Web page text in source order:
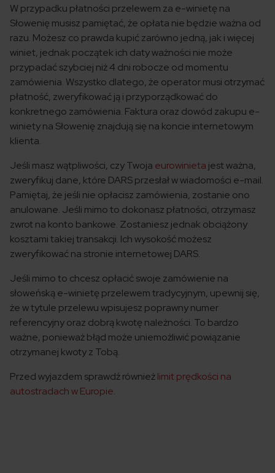
W przypadku płatności przelewem za e-winietę na
Słowenię musisz pamiętać, że opłata nie będzie ważna od
razu. Możesz co prawda kupić zarówno jedną, jak i więcej
winiet, jednak początek ich daty ważności nie może
przypadać szybciej niż 4 dni robocze od momentu
zamówienia. Wszystko dlatego, że operator musi otrzymać
płatność, zweryfikować ją i przyporządkować do
konkretnego zamówienia. Faktura oraz dowód zakupu e-
winiety na Słowenię znajdują się na koncie internetowym
klienta.
Jeśli masz wątpliwości, czyTwoja eurowinieta jest ważna,
zweryfikuj dane, które DARS przesłał w wiadomości e-mail.
Pamiętaj, że jeśli nie opłacisz zamówienia, zostanie ono
anulowane. Jeśli mimo to dokonasz płatności, otrzymasz
zwrot na konto bankowe. Zostaniesz jednak obciążony
kosztami takiej transakcji. Ich wysokość możesz
zweryfikować na stronie internetowej DARS.
Jeśli mimo to chcesz opłacić swoje zamówienie na
słoweńską e-winietę przelewem tradycyjnym, upewnij się,
że w tytule przelewu wpisujesz poprawny numer
referencyjny oraz dobrą kwotę należności. To bardzo
ważne, ponieważ błąd może uniemożliwić powiązanie
otrzymanej kwoty z Tobą.
Przed wyjazdem sprawdź równieżlimit prędkości na
autostradach w Europie.